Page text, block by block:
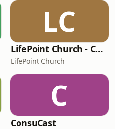
buitenlandse
rulings en vragen
LC
LifePoint Church - Campus de Bruxelles
LifePoint Church
C
ConsuCast